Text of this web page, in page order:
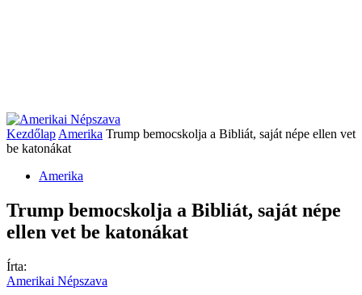
Kezdőlap Amerika Trump bemocskolja a Bibliát, saját népe ellen vet
be katonákat
Amerika
Trump bemocskolja a Bibliát, saját népe
ellen vet be katonákat
Írta:
Amerikai Népszava